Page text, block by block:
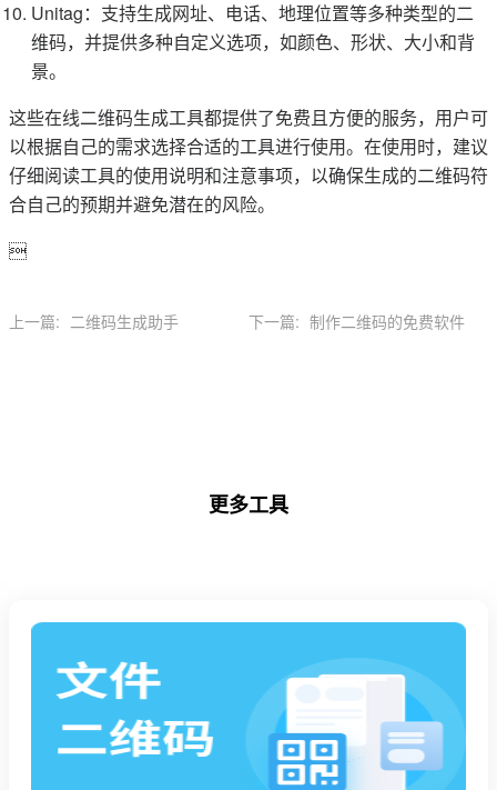
Unitag：支持生成网址、电话、地理位置等多种类型的二
维码，并提供多种自定义选项，如颜色、形状、大小和背
景。
这些在线二维码生成工具都提供了免费且方便的服务，用户可
以根据自己的需求选择合适的工具进行使用。在使用时，建议
仔细阅读工具的使用说明和注意事项，以确保生成的二维码符
合自己的预期并避免潜在的风险。

上一篇: 二维码生成助手 下一篇: 制作二维码的免费软件
更多工具